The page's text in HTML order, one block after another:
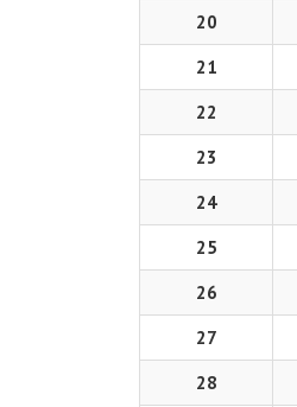
20
21
22
23
24
25
26
27
28